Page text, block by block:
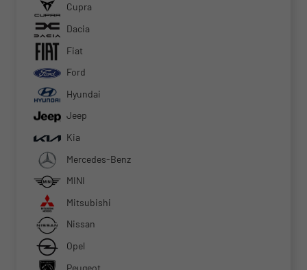
Cupra
Dacia
Fiat
Ford
Hyundai
Jeep
Kia
Mercedes-Benz
MINI
Mitsubishi
Nissan
Opel
Peugeot